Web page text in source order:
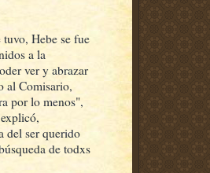
Hebe se fue
a la
ver y abrazar
al Comisario,
por lo menos",
del ser querido
de todxs